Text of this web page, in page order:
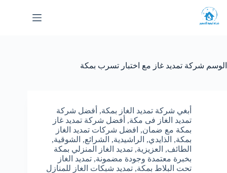
إلى
المحتوى
الوسم شركة تمديد غاز مع اختبار تسرب بمكة
أبغي شركة تمديد الغاز بمكة, أفضل شركة
تمديد الغاز فى مكة, أفضل شركة تمديد غاز
بمكة مع ضمان, افضل شركات تمديد الغاز
بمكة, الذايدي, الراشيدية, الشرائع, الشوقية,
الطائف, العزيزية, تمديد الغاز المنزلي بمكة
بخبرة معتمدة وجودة مضمونة, تمديد الغاز
تحت البلاط بمكة, تمديد شبكات الغاز للمنازل